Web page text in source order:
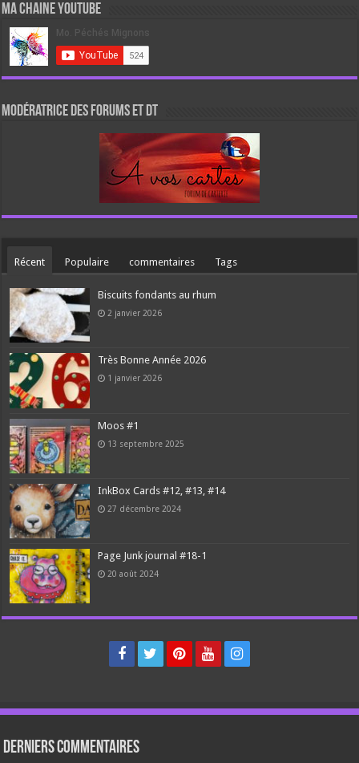
Ma chaine Youtube
Modératrice des forums et DT
Récent Populaire commentaires Tags
Biscuits fondants au rhum
2 janvier 2026
Très Bonne Année 2026
1 janvier 2026
Moos #1
13 septembre 2025
InkBox Cards #12, #13, #14
27 décembre 2024
Page Junk journal #18-1
20 août 2024
Derniers Commentaires